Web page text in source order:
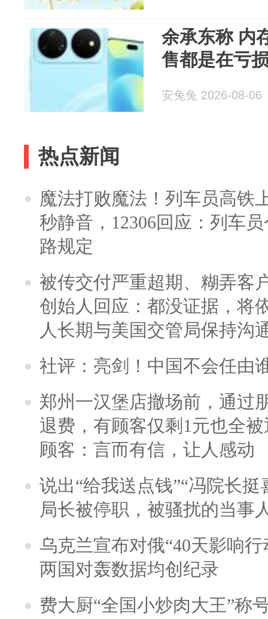
余承东称 内
售都是在亏
安兔兔 2026-08-06
热点新闻
魔法打败魔法！列车员高铁
秒静音，12306回应：列车
路规定
被传交付严重超期、糊弄客
创始人回应：都没证据，将
人长期与美国交管局保持沟
社评：亮剑！中国不会任由
郑州一汉堡店撤场前，通过
退费，有顾客仅剩1元也全
顾客：言而有信，让人感动
说出“给我送点钱”“冯院长
局长被停职，被骚扰的当事
乌克兰宣布对俄“40天影响
两国对轰数据均创纪录
费大厨“全国小炒肉大王”称